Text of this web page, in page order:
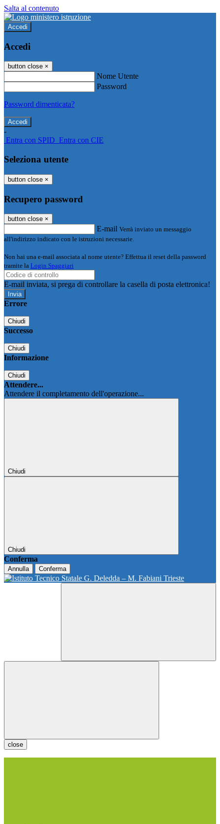
Salta al contenuto
Accedi
Accedi
button close ×
Nome Utente
Password
Password dimenticata?
-
Entra con SPID Entra con CIE
Seleziona utente
button close ×
Recupero password
button close ×
E-mail Verrà inviato un messaggio
all'indirizzo indicato con le istruzioni necessarie.
Non hai una e-mail associata al nome utente? Effettua il reset della password
tramite la Login Spaggiari
E-mail inviata, si prega di controllare la casella di posta elettronica!
Errore
Chiudi
Successo
Chiudi
Informazione
Chiudi
Attendere...
Attendere il completamento dell'operazione...
Chiudi
Chiudi
Conferma
Annulla Conferma
close